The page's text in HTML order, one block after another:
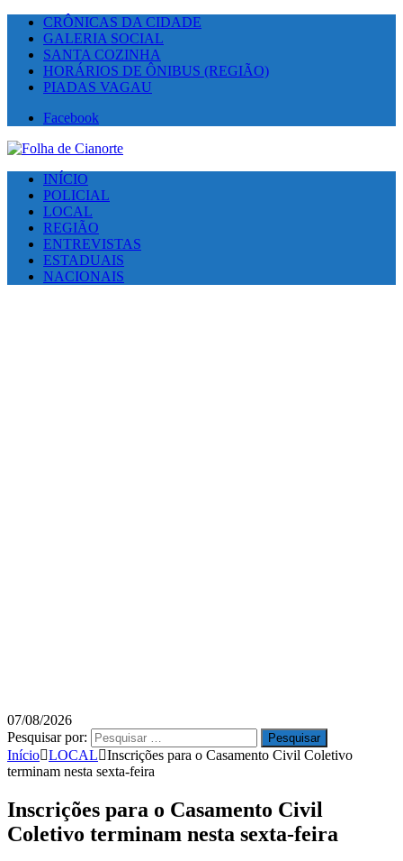
CRÔNICAS DA CIDADE
GALERIA SOCIAL
SANTA COZINHA
HORÁRIOS DE ÔNIBUS (REGIÃO)
PIADAS VAGAU
Facebook
INÍCIO
POLICIAL
LOCAL
REGIÃO
ENTREVISTAS
ESTADUAIS
NACIONAIS
07/08/2026
Pesquisar por:
Início LOCAL
Inscrições para o Casamento Civil Coletivo
terminam nesta sexta-feira
Inscrições para o Casamento Civil
Coletivo terminam nesta sexta-feira